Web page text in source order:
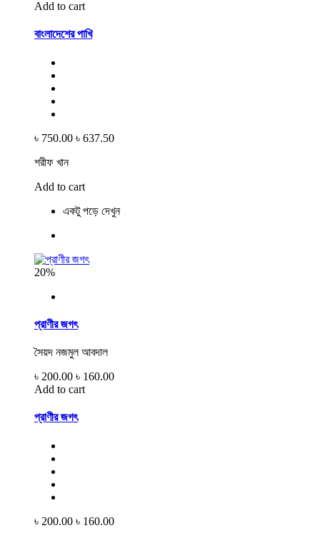
Add to cart
বাংলাদেশের পাখি
৳ 750.00 ৳ 637.50
শরীফ খান
Add to cart
একটু পড়ে দেখুন
20%
প্রাণীর জগৎ
সৈয়দ নজমুল আবদাল
৳ 200.00 ৳ 160.00
Add to cart
প্রাণীর জগৎ
৳ 200.00 ৳ 160.00